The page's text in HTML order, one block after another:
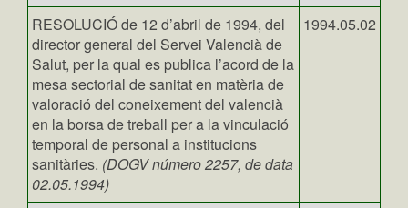
RESOLUCIÓ de 12 d’abril de 1994, del
director general del Servei Valencià de
Salut, per la qual es publica l’acord de la
mesa sectorial de sanitat en matèria de
valoració del coneixement del valencià
en la borsa de treball per a la vinculació
temporal de personal a institucions
sanitàries. (DOGV número 2257, de data
02.05.1994)
1994.05.02